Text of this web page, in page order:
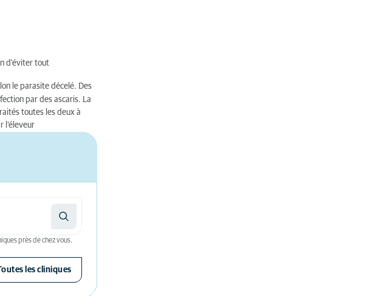
d'éviter tout
le parasite décelé. Des
par des ascaris. La
toutes les deux à
l’éleveur
près de chez vous.
les cliniques